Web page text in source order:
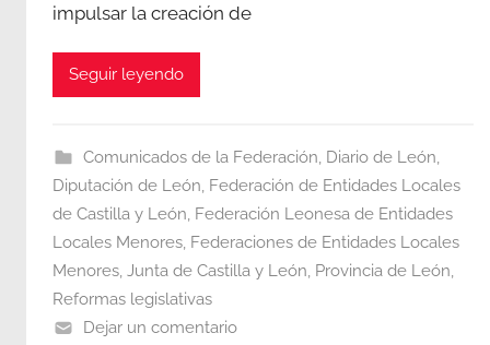
impulsar la creación de
Seguir leyendo
Comunicados de la Federación, Diario de León,
Diputación de León, Federación de Entidades Locales
de Castilla y León, Federación Leonesa de Entidades
Locales Menores, Federaciones de Entidades Locales
Menores, Junta de Castilla y León, Provincia de León,
Reformas legislativas
Dejar un comentario